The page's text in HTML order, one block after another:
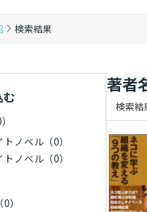
検索結果
む
ノベル（0）
ノベル（0）
）
著者
検索結